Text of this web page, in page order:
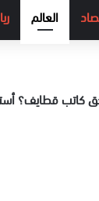
العالم
كاتب قطايف؟